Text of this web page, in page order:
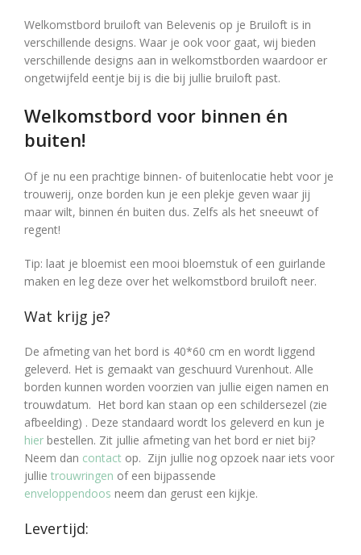
Welkomstbord bruiloft van Belevenis op je Bruiloft is in
verschillende designs. Waar je ook voor gaat, wij bieden
verschillende designs aan in welkomstborden waardoor er
ongetwijfeld eentje bij is die bij jullie bruiloft past.
Welkomstbord voor binnen én
buiten!
Of je nu een prachtige binnen- of buitenlocatie hebt voor je
trouwerij, onze borden kun je een plekje geven waar jij
maar wilt, binnen én buiten dus. Zelfs als het sneeuwt of
regent!
Tip: laat je bloemist een mooi bloemstuk of een guirlande
maken en leg deze over het welkomstbord bruiloft neer.
Wat krijg je?
De afmeting van het bord is 40*60 cm en wordt liggend
geleverd. Het is gemaakt van geschuurd Vurenhout. Alle
borden kunnen worden voorzien van jullie eigen namen en
trouwdatum. Het bord kan staan op een schildersezel (zie
afbeelding) . Deze standaard wordt los geleverd en kun je
hier bestellen. Zit jullie afmeting van het bord er niet bij?
Neem dan contact op. Zijn jullie nog opzoek naar iets voor
jullie trouwringen of een bijpassende
enveloppendoos neem dan gerust een kijkje.
Levertijd: